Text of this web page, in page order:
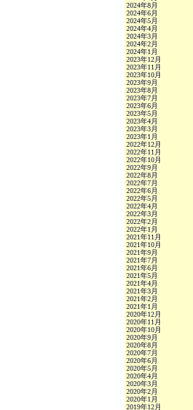
2024年8月
2024年6月
2024年5月
2024年4月
2024年3月
2024年2月
2024年1月
2023年12月
2023年11月
2023年10月
2023年9月
2023年8月
2023年7月
2023年6月
2023年5月
2023年4月
2023年3月
2023年1月
2022年12月
2022年11月
2022年10月
2022年9月
2022年8月
2022年7月
2022年6月
2022年5月
2022年4月
2022年3月
2022年2月
2022年1月
2021年11月
2021年10月
2021年9月
2021年7月
2021年6月
2021年5月
2021年4月
2021年3月
2021年2月
2021年1月
2020年12月
2020年11月
2020年10月
2020年9月
2020年8月
2020年7月
2020年6月
2020年5月
2020年4月
2020年3月
2020年2月
2020年1月
2019年12月